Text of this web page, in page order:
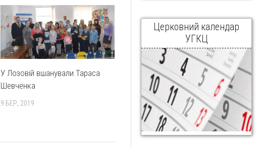
У Лозовій вшанували Тараса
Шевченка
9 БЕР, 2019
Церковний календар
УГКЦ